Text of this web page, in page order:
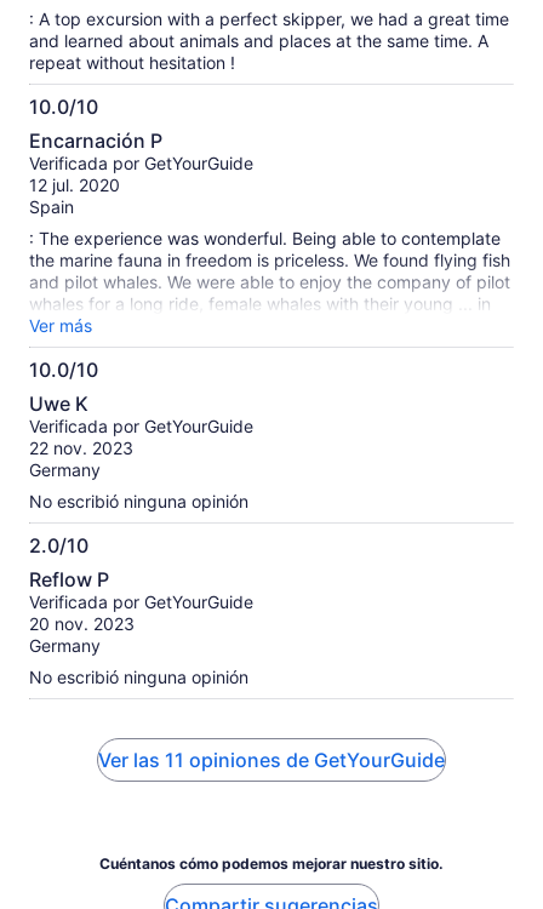
: A top excursion with a perfect skipper, we had a great time
and learned about animals and places at the same time. A
repeat without hesitation !
10.0/10
10.0
de
10
Encarnación P
Verificada por GetYourGuide
12 jul. 2020
Spain
: The experience was wonderful. Being able to contemplate
the marine fauna in freedom is priceless. We found flying fish
and pilot whales. We were able to enjoy the company of pilot
whales for a long ride, female whales with their young ... in
fact we saw a whale nursery. Captain Javier explained to us
how these cetaceans hunt squid, how they live .... it shows
that he enjoys his work .... and makes others enjoy.
Ver más
10.0/10
10.0
de
10
Uwe K
Verificada por GetYourGuide
22 nov. 2023
Germany
No escribió ninguna opinión
2.0/10
2.0
de
10
Reflow P
Verificada por GetYourGuide
20 nov. 2023
Germany
No escribió ninguna opinión
Ver las 11 opiniones de GetYourGuide
Cuéntanos cómo podemos mejorar nuestro sitio.